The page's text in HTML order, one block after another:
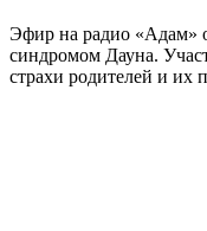
Эфир на радио «Адам»
синдромом Дауна.
страхи родителей и